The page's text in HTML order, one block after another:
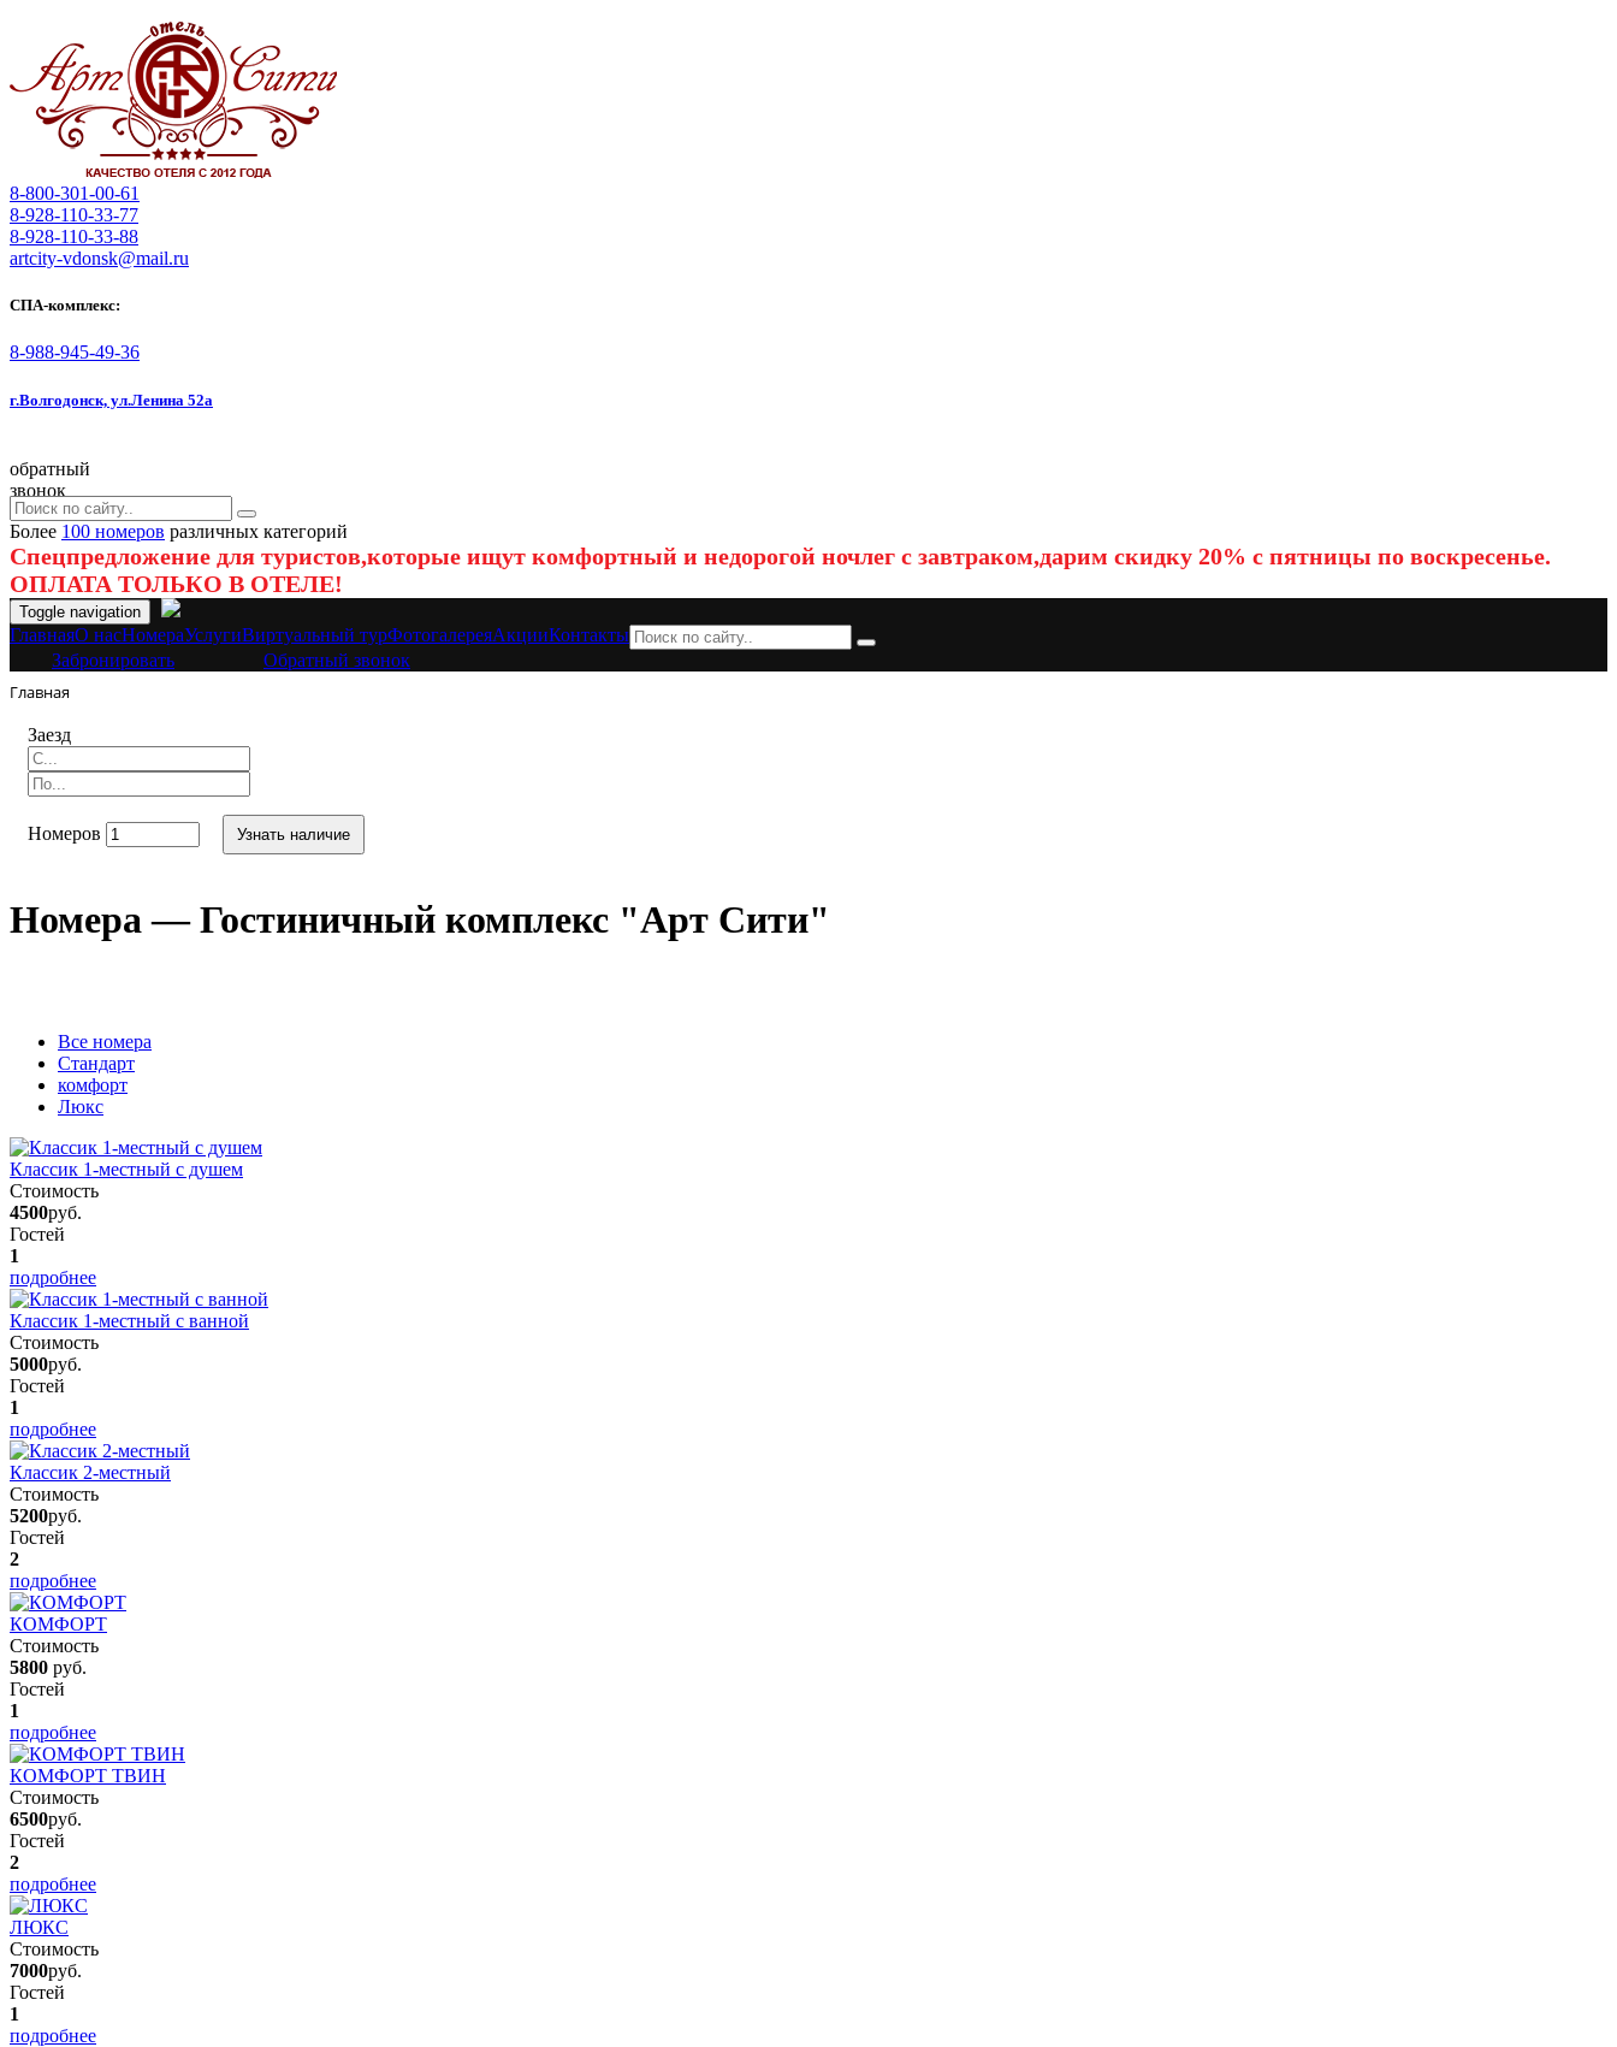
8-800-301-00-61
8-928-110-33-77
8-928-110-33-88
artcity-vdonsk@mail.ru
СПА-комплекс:
8-988-945-49-36
г.Волгодонск, ул.Ленина 52а
обратный
звонок
Более 100 номеров различных категорий
Спецпредложение для туристов,которые ищут комфортный и недорогой ночлег с завтраком,дарим скидку 20% с пятницы по воскресенье.
ОПЛАТА ТОЛЬКО В ОТЕЛЕ!
Toggle navigation
ГлавнаяO насНомераУслугиВиртуальный турФотогалереяАкцииКонтакты
Забронировать
Обратный звонок
Главная
Заезд
Номеров Узнать наличие
Номера — Гостиничный комплекс "Арт Сити"
Вcе номера
Стандарт
комфорт
Люкс
Классик 1-местный с душем
Стоимость
4500руб.
Гостей
1
подробнее
Классик 1-местный с ванной
Стоимость
5000руб.
Гостей
1
подробнее
Классик 2-местный
Стоимость
5200руб.
Гостей
2
подробнее
КОМФОРТ
Стоимость
5800 руб.
Гостей
1
подробнее
КОМФОРТ ТВИН
Стоимость
6500руб.
Гостей
2
подробнее
ЛЮКС
Стоимость
7000руб.
Гостей
1
подробнее